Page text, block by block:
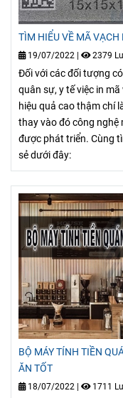
TÌM HIỂU VỀ MÃ VẠCH
19/07/2022 2379
Đối với các đối tượng
quân sự, y tế việc in
hiệu quả cao thậm chí
thay vào đó công nghệ
được phát triển. Cùng
sẻ dưới đây:
BỘ MÁY TÍNH TIỀN
ĂN TỐT
18/07/2022 1711